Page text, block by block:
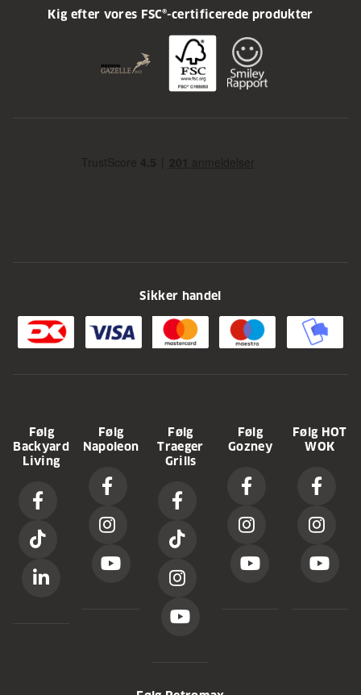
Kig efter vores FSC®-certificerede produkter
Sikker handel
Følg
Backyard
Living
Følg
Napoleon
Følg
Traeger
Grills
Følg
Gozney
Følg HOT
WOK